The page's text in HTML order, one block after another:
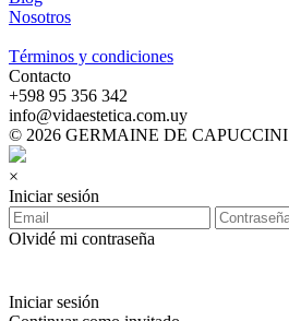
Nosotros
Términos y condiciones
Contacto
‪+598 95 356 342‬
info@vidaestetica.com.uy
© 2026 GERMAINE DE CAPUCCINI
×
Iniciar sesión
Olvidé mi contraseña
Iniciar sesión